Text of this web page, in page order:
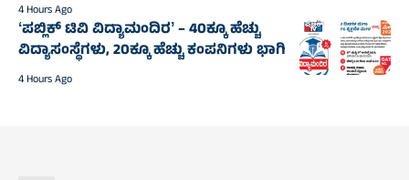
4 Hours Ago
ʻಪಬ್ಲಿಕ್‌ ಟಿವಿ ವಿದ್ಯಾಮಂದಿರʼ – 40ಕ್ಕೂ ಹೆಚ್ಚು
ವಿದ್ಯಾಸಂಸ್ಥೆಗಳು, 20ಕ್ಕೂ ಹೆಚ್ಚು ಕಂಪನಿಗಳು ಭಾಗಿ
4 Hours Ago